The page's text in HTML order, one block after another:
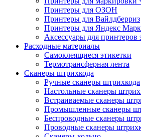
Принтеры для ОЗОН
Принтеры для Вайлдберриз
Принтеры для Яндекс
Аксессуары для принтеров
Расходные материалы
Самоклеящиеся этикетки
Термотрансферная лента
Сканеры штрихкода
Ручные сканеры штрихкода
Настольные сканеры
Встраиваемые сканеры
Промышленные сканеры
Беспроводные сканеры
Проводные сканеры